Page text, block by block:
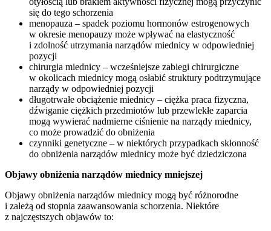
się do tego schorzenia
menopauza – spadek poziomu hormonów estrogenowych
w okresie menopauzy może wpływać na elastyczność
i zdolność utrzymania narządów miednicy w odpowiedniej
pozycji
chirurgia miednicy – wcześniejsze zabiegi chirurgiczne
w okolicach miednicy mogą osłabić struktury podtrzymujące
narządy w odpowiedniej pozycji
długotrwałe obciążenie miednicy – ciężka praca fizyczna,
dźwiganie ciężkich przedmiotów lub przewlekłe zaparcia
mogą wywierać nadmierne ciśnienie na narządy miednicy,
co może prowadzić do obniżenia
czynniki genetyczne – w niektórych przypadkach skłonność
do obniżenia narządów miednicy może być dziedziczona
Objawy obniżenia narządów miednicy mniejszej
Objawy obniżenia narządów miednicy mogą być różnorodne
i zależą od stopnia zaawansowania schorzenia. Niektóre
z najczęstszych objawów to: